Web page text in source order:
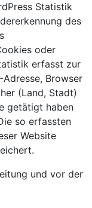
Statistik
des
oder
erfasst zur
Adresse, Browser
(Land, Stadt)
getätigt haben
so erfassten
Website
und vor der